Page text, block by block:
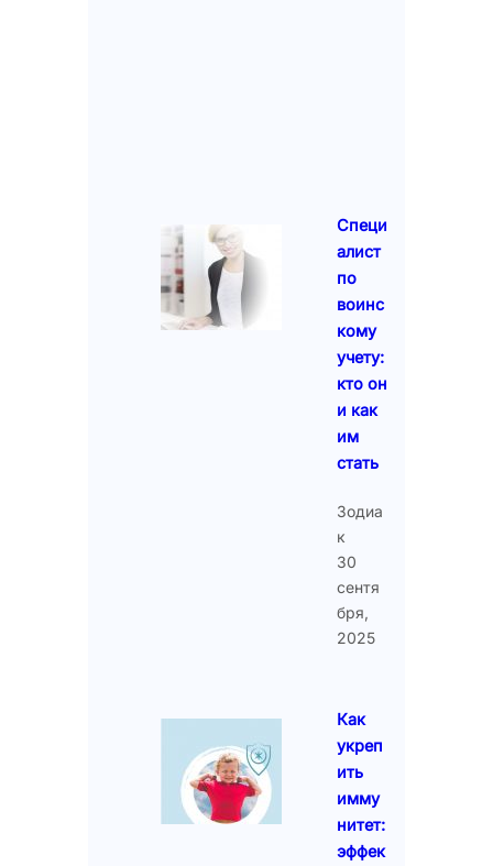
Специ
алист
по
воинс
кому
учету:
кто он
и как
им
стать
Зодиа
к
30
сентя
бря,
2025
Как
укреп
ить
имму
нитет:
эффек